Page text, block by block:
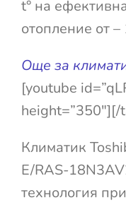
t° на
отопление от
Още за
[youtube
Климатик
E/RAS-
технология